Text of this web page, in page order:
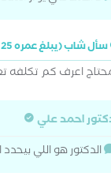
سأل شاب (يبلغ عمره 25 سنة)
اعرف كم تكلفه
احمد علي
الدكتور هو اللي